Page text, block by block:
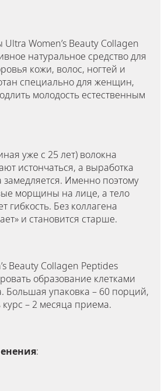
Ultra Women’s Beauty Collagen
натуральное средство для
кожи, волос, ногтей и
специально для женщин,
молодость естественным
уже с 25 лет) волокна
истончаться, а выработка
замедляется. Именно поэтому
морщины на лице, а тело
гибкость. Без коллагена
и становится старше.
Beauty Collagen Peptides
образование клетками
Большая упаковка – 60 порций,
курс – 2 месяца приема.
: